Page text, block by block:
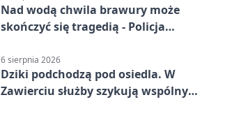
Nad wodą chwila brawury może
skończyć się tragedią - Policja
6 sierpnia 2026
Dziki podchodzą pod osiedla. W
Zawierciu służby szykują wspólny